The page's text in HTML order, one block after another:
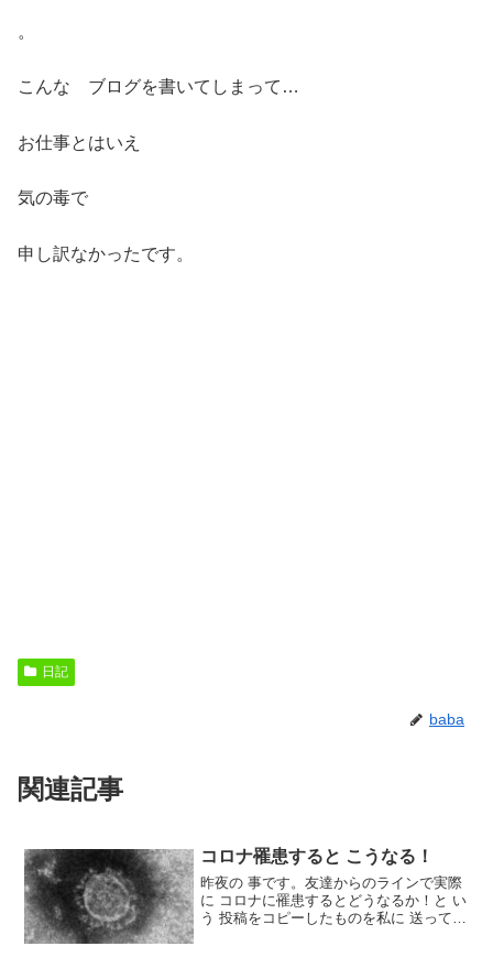
。
こんな ブログを書いてしまって…
お仕事とはいえ
気の毒で
申し訳なかったです。
日記
baba
関連記事
コロナ罹患すると こうなる！
昨夜の 事です。友達からのラインで実際
に コロナに罹患するとどうなるか！と い
う 投稿をコピーしたものを私に 送ってく